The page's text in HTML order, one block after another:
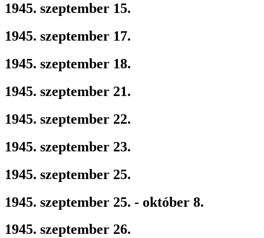
1945. szeptember 15.
1945. szeptember 17.
1945. szeptember 18.
1945. szeptember 21.
1945. szeptember 22.
1945. szeptember 23.
1945. szeptember 25.
1945. szeptember 25. - október 8.
1945. szeptember 26.